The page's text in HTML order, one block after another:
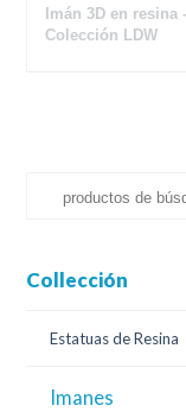
Imán 3D en resina -
Colección LDW
Collección
Estatuas de Resina
Imanes